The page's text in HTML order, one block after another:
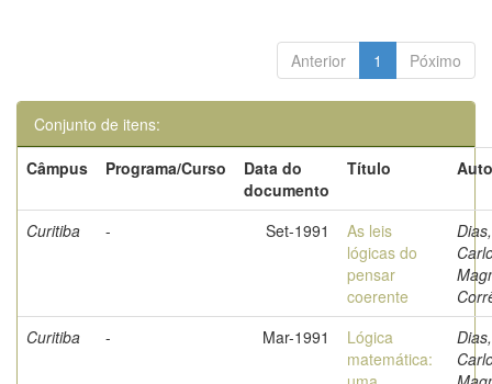
Anterior 1 Póximo
Conjunto de itens:
Câmpus
Programa/Curso
Data do
documento
Título
Curitiba - Set-1991
As leis
lógicas do
pensar
coerente
Dias,
Curitiba
- Mar-1991
Lógica
matemática:
Dias,